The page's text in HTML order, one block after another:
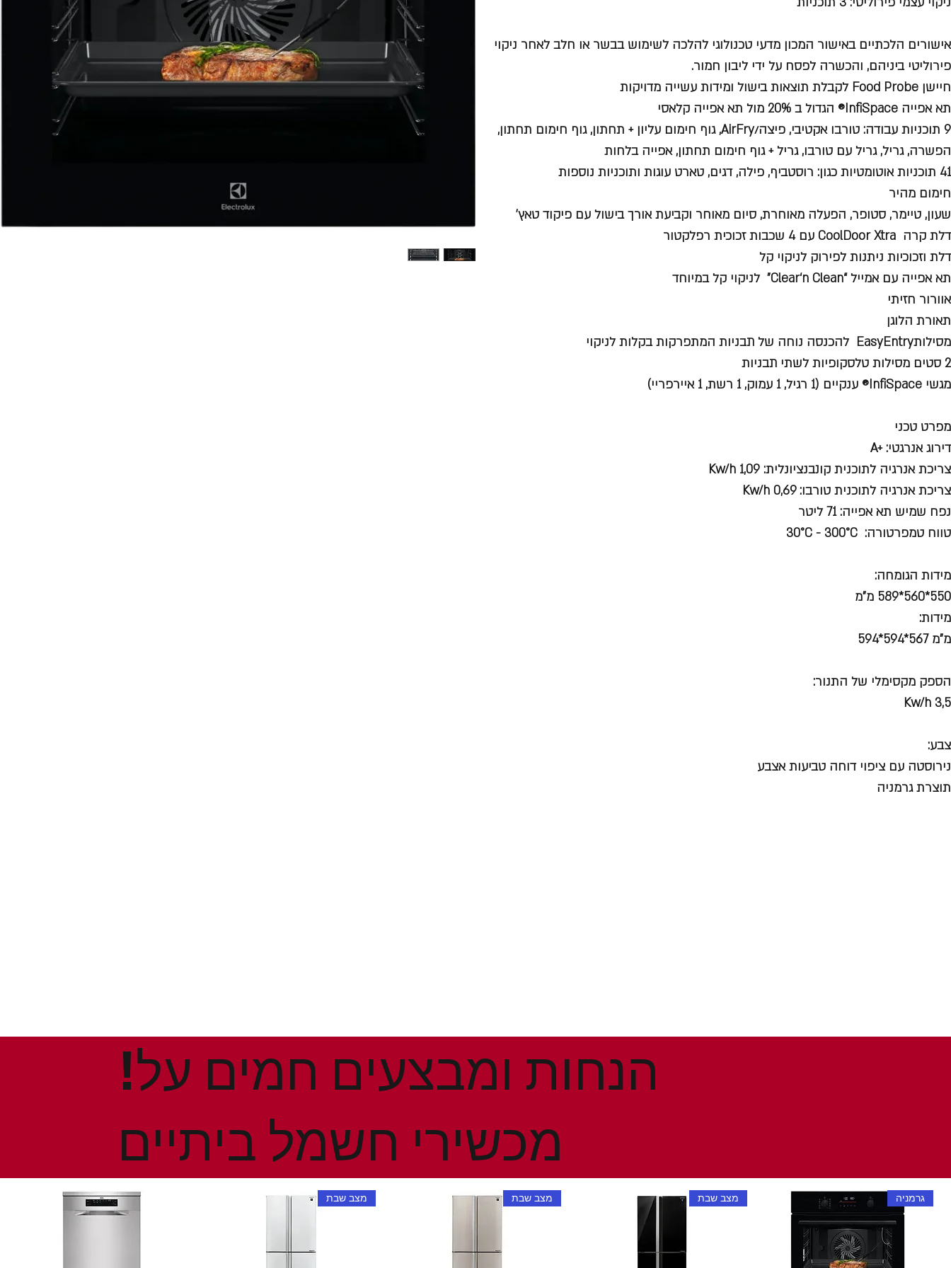
אישורים הלכתיים באישור המכון מדעי טכנולוגי להלכה לשימוש בבשר או חלב לאחר ניקוי
פירוליטי ביניהם, והכשרה לפסח על ידי ליבון חמור.
חיישן Food Probe
לקבלת תוצאות בישול ומידות עשייה מדויקות
תא אפייה InfiSpace®
הגדול ב 20% מול תא אפייה קלאסי
9 תוכניות עבודה
: טורבו אקטיבי, פיצה/AirFry, גוף חימום עליון + תחתון, גוף חימום תחתון,
הפשרה, גריל, גריל עם טורבו, גריל + גוף חימום תחתון, אפייה בלחות
41 תוכניות אוטומטיות כגון
: רוסטביף, פילה, דגים, טארט עוגות ותוכניות נוספות
חימום מהיר
שעון, טיימר, סטופר, הפעלה מאוחרת, סיום מאוחר וקביעת אורך בישול עם פיקוד טאץ'
דלת קרה CoolDoor Xtra עם 4 שכבות זכוכית רפלקטור
דלת וזכוכיות ניתנות לפירוק לניקוי קל
תא אפייה עם אמייל “Clear‘n Clean” לניקוי קל במיוחד
אוורור חזיתי
תאורת הלוגן
מסילותEasyEntry להכנסה נוחה של תבניות המתפרקות בקלות לניקוי
2 סטים מסילות טלסקופיות לשתי תבניות
מגשי InfiSpace® ענקיים (1 רגיל, 1 עמוק, 1 רשת, 1 איירפריי)
מפרט טכני
דירוג אנרגטי: +A
צריכת אנרגיה לתוכנית קונבנציונלית: 1,09 Kw/h
צריכת אנרגיה לתוכנית טורבו: 0,69 Kw/h
נפח שמיש תא אפייה: 71 ליטר
טווח טמפרטורה: 30°C - 300°C
מידות הגומחה:
550*560*589 מ"מ
מידות:
מ"מ 567*594*594
הספק מקסימלי של התנור:
3,5
Kw/h
צבע:
נירוסטה עם ציפוי דוחה טביעות אצבע
תוצרת גרמניה
גרמניה מצב שבת מצב שבת מצב שבת
!הנחות ומבצעים חמים על
מכשירי חשמל ביתיים